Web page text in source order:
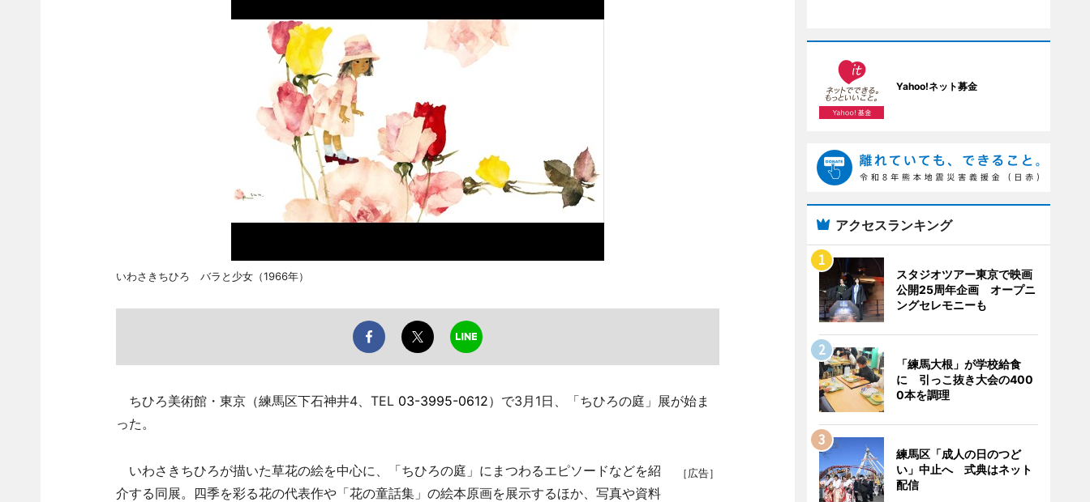
いわさきちひろ バラと少女（1966年）
ちひろ美術館・東京（練馬区下石神井4、TEL 03-3995-0612）で3月1日、「ちひろの庭」展が始ま
った。
［広告］
いわさきちひろが描いた草花の絵を中心に、「ちひろの庭」にまつわるエピソードなどを紹
介する同展。四季を彩る花の代表作や「花の童話集」の絵本原画を展示するほか、写真や資料
Yahoo!ネット募金
アクセスランキング
スタジオツアー東京で映画
公開25周年企画 オープニ
ングセレモニーも
「練馬大根」が学校給食
に 引っこ抜き大会の400
0本を調理
練馬区「成人の日のつど
い」中止へ 式典はネット
配信